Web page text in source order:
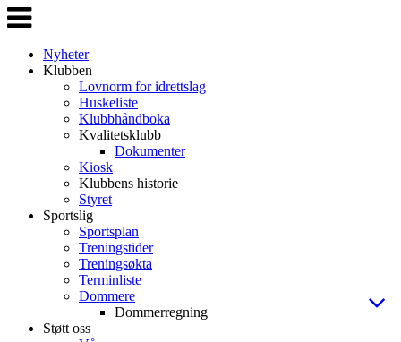
Veksle
navigasjon
Nyheter
Klubben
Lovnorm for idrettslag
Huskeliste
Klubbhåndboka
Kvalitetsklubb
Dokumenter
Kiosk
Klubbens historie
Styret
Sportslig
Sportsplan
Treningstider
Treningsøkta
Terminliste
Dommere
Dommerregning
Støtt oss